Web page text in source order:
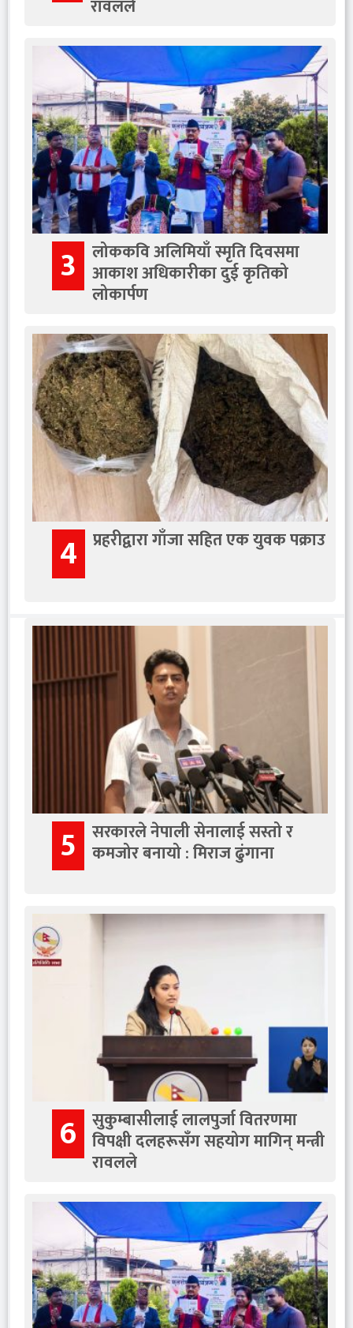
रावलले
3 लोककवि अलिमियाँ स्मृति दिवसमा
आकाश अधिकारीका दुई कृतिको
लोकार्पण
4 प्रहरीद्वारा गाँजा सहित एक युवक पक्राउ
5 सरकारले नेपाली सेनालाई सस्तो र
कमजोर बनायो : मिराज ढुंगाना
6 सुकुम्बासीलाई लालपुर्जा वितरणमा
विपक्षी दलहरूसँग सहयोग मागिन् मन्त्री
रावलले